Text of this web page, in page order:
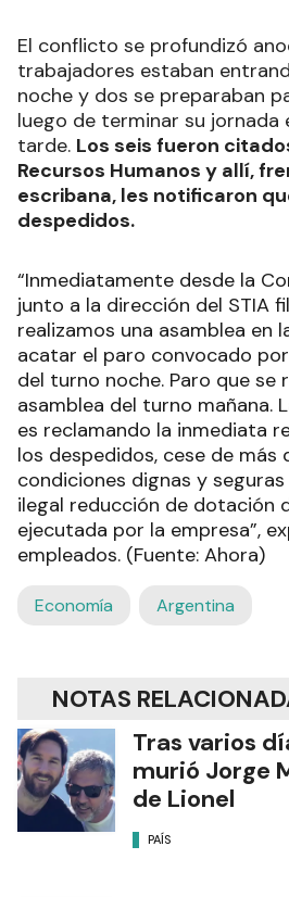
El conflicto se profundizó
trabajadores estaban
noche y dos se preparaban
luego de terminar su jornada
tarde. Los seis fueron
Recursos Humanos y allí,
escribana, les notificaron
despedidos.
“Inmediatamente desde la
junto a la dirección del STIA
realizamos una asamblea en
acatar el paro convocado
del turno noche. Paro que se
asamblea del turno mañana.
es reclamando la inmediata
los despedidos, cese de más
condiciones dignas y
ilegal reducción de dotación
ejecutada por la empresa”,
empleados. (Fuente: Ahora)
Economía Argentina
NOTAS
Tras varios
murió Jorge
de Lionel
PAÍS